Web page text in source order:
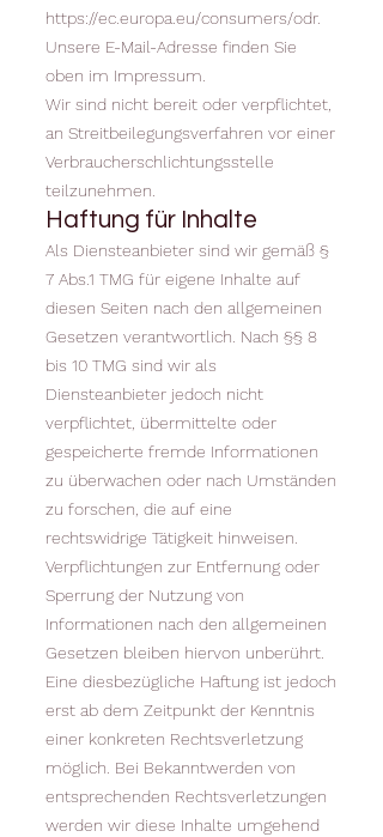
https://ec.europa.eu/consumers/odr.
Unsere E-Mail-Adresse finden Sie
oben im Impressum.
Wir sind nicht bereit oder verpflichtet,
an Streitbeilegungsverfahren vor einer
Verbraucherschlichtungsstelle
teilzunehmen.
Haftung für Inhalte
Als Diensteanbieter sind wir gemäß §
7 Abs.1 TMG für eigene Inhalte auf
diesen Seiten nach den allgemeinen
Gesetzen verantwortlich. Nach §§ 8
bis 10 TMG sind wir als
Diensteanbieter jedoch nicht
verpflichtet, übermittelte oder
gespeicherte fremde Informationen
zu überwachen oder nach Umständen
zu forschen, die auf eine
rechtswidrige Tätigkeit hinweisen.
Verpflichtungen zur Entfernung oder
Sperrung der Nutzung von
Informationen nach den allgemeinen
Gesetzen bleiben hiervon unberührt.
Eine diesbezügliche Haftung ist jedoch
erst ab dem Zeitpunkt der Kenntnis
einer konkreten Rechtsverletzung
möglich. Bei Bekanntwerden von
entsprechenden Rechtsverletzungen
werden wir diese Inhalte umgehend